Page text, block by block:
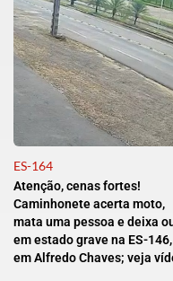
ES-164
Atenção, cenas fortes!
Caminhonete acerta moto,
mata uma pessoa e deixa
em estado grave na ES-146,
em Alfredo Chaves; veja